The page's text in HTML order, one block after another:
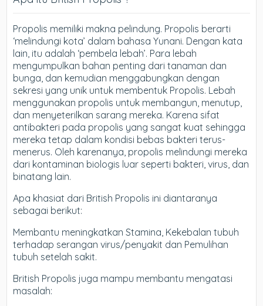
Propolis memiliki makna pelindung. Propolis berarti
‘melindungi kota’ dalam bahasa Yunani. Dengan kata
lain, itu adalah ‘pembela lebah’. Para lebah
mengumpulkan bahan penting dari tanaman dan
bunga, dan kemudian menggabungkan dengan
sekresi yang unik untuk membentuk Propolis. Lebah
menggunakan propolis untuk membangun, menutup,
dan menyeterilkan sarang mereka. Karena sifat
antibakteri pada propolis yang sangat kuat sehingga
mereka tetap dalam kondisi bebas bakteri terus-
menerus. Oleh karenanya, propolis melindungi mereka
dari kontaminan biologis luar seperti bakteri, virus, dan
binatang lain.
Apa khasiat dari British Propolis ini diantaranya
sebagai berikut:
Membantu meningkatkan Stamina, Kekebalan tubuh
terhadap serangan virus/penyakit dan Pemulihan
tubuh setelah sakit.
British Propolis juga mampu membantu mengatasi
masalah: